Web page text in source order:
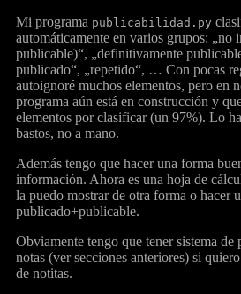
Mi programa publicabilidad.py
automáticamente en varios grupos: „no
publicable)“, „definitivamente
publicado“, „repetido“, … Con pocas
autoignoré muchos elementos, pero en
programa aún está en construcción y
elementos por clasificar (un 97%). Lo
bastos, no a mano.
Además tengo que hacer una forma
información. Ahora es una hoja de
la puedo mostrar de otra forma o hacer
publicado+publicable.
Obviamente tengo que tener sistema de
notas (ver secciones anteriores) si
de notitas.